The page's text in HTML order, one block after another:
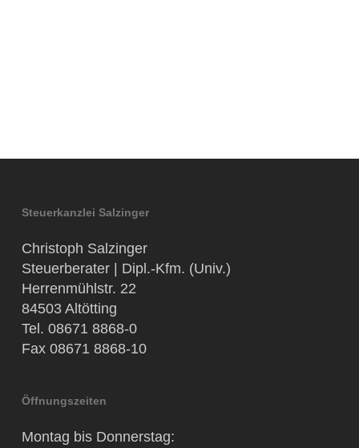
Steuerkanzlei Salzinger
Christoph Salzinger
Steuerberater | Dipl.-Kfm. (Univ.)
Herrenmühlstr. 22
84503 Altötting
Tel. 08671 8868-0
Fax 08671 8868-10
Öffnungszeiten
Montag bis Donnerstag: